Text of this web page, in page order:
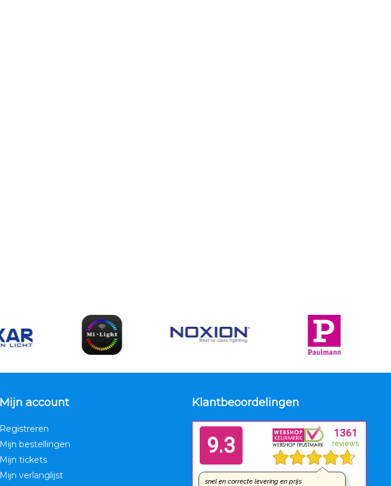
Mijn account
Registreren
Mijn bestellingen
Mijn tickets
Mijn verlanglijst
Klantbeoordelingen